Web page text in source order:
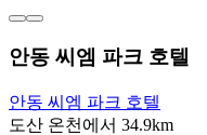
안동 씨엠 파크 호텔
안동 씨엠 파크 호텔
도산 온천에서 34.9km